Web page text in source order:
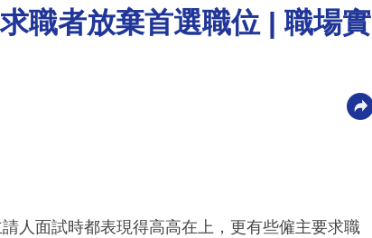
職者放棄首選職位 | 職場實
人面試時都表現得高高在上，更有些僱主要求職